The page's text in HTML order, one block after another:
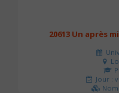
20613 Un après
Jour :